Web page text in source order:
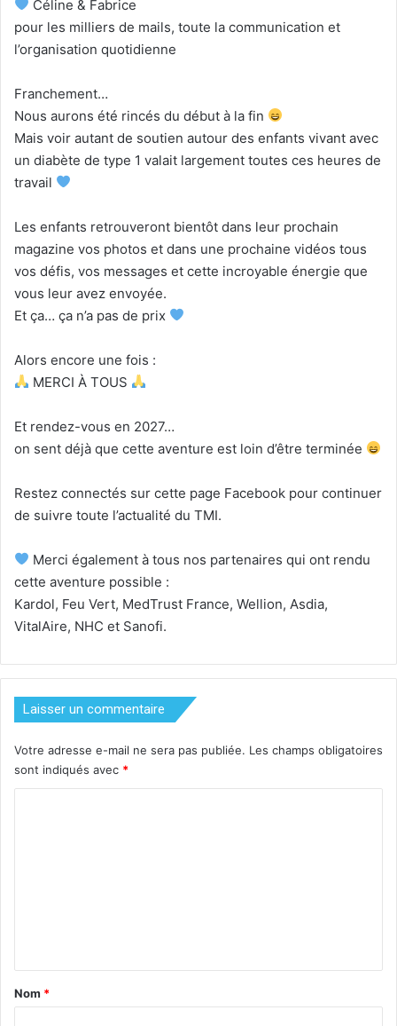
Céline & Fabrice
pour les milliers de mails, toute la communication et
l’organisation quotidienne
Franchement…
Nous aurons été rincés du début à la fin
Mais voir autant de soutien autour des enfants vivant avec
un diabète de type 1 valait largement toutes ces heures de
travail
Les enfants retrouveront bientôt dans leur prochain
magazine vos photos et dans une prochaine vidéos tous
vos défis, vos messages et cette incroyable énergie que
vous leur avez envoyée.
Et ça… ça n’a pas de prix
Alors encore une fois :
MERCI À TOUS
Et rendez-vous en 2027…
on sent déjà que cette aventure est loin d’être terminée
Restez connectés sur cette page Facebook pour continuer
de suivre toute l’actualité du TMI.
Merci également à tous nos partenaires qui ont rendu
cette aventure possible :
Kardol, Feu Vert, MedTrust France, Wellion, Asdia,
VitalAire, NHC et Sanofi.
Laisser un commentaire
Votre adresse e-mail ne sera pas publiée. Les champs obligatoires
sont indiqués avec *
a
Nom *